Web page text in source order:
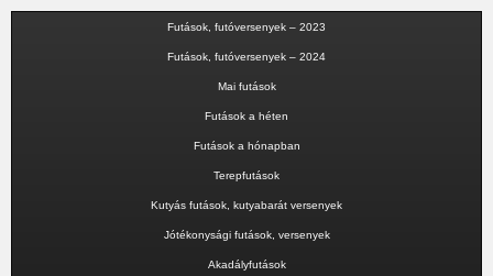
Futások, futóversenyek – 2023
Futások, futóversenyek – 2024
Mai futások
Futások a héten
Futások a hónapban
Terepfutások
Kutyás futások, kutyabarát versenyek
Jótékonysági futások, versenyek
Akadályfutások